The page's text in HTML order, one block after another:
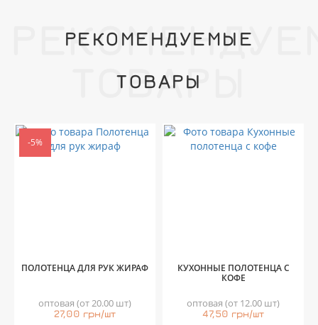
РЕКОМЕНДУЕМЫЕ
ТОВАРЫ
ТОВАРЫ
-5%
ПОЛОТЕНЦА ДЛЯ РУК ЖИРАФ
оптовая (от 20.00 шт)
27,00 грн/шт
КУХОННЫЕ ПОЛОТЕНЦА С
КОФЕ
оптовая (от 12.00 шт)
47,50 грн/шт